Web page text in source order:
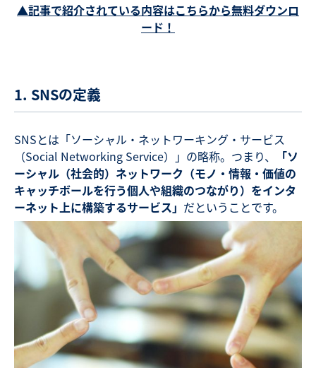
▲記事で紹介されている内容はこちらから無料ダウンロ
ード！
1. SNSの定義
SNSとは「ソーシャル・ネットワーキング・サービス
（Social Networking Service）」の略称。つまり、
「ソ
ーシャル（社会的）ネットワーク（モノ・情報・価値の
キャッチボールを行う個人や組織のつながり）をインタ
ーネット上に構築するサービス」 だということです。